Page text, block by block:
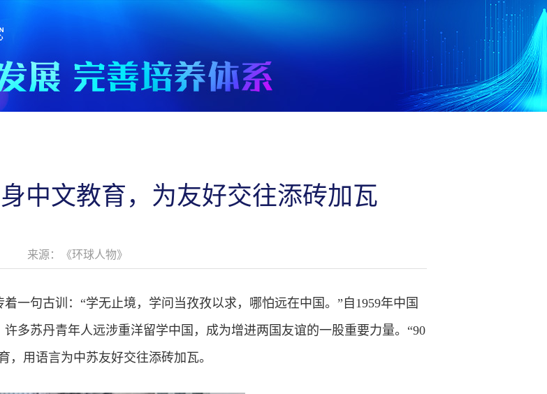
中文教育，为友好交往添砖加瓦
来源：《环球人物》
一句古训：“学无止境，学问当孜孜以求，哪怕远在中国。”自1959年中国
多苏丹青年人远涉重洋留学中国，成为增进两国友谊的一股重要力量。“90
，用语言为中苏友好交往添砖加瓦。